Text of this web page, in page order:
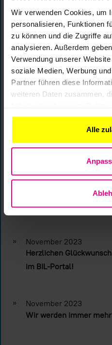
Wir verwenden Cookies, um
personalisieren, Funktionen
zu können und die Zugriffe
analysieren. Außerdem
Verwendung unserer
soziale Medien, Werbung
Partner führen diese
weiteren Daten zusammen,
gesammelt haben.
Alle
Arbeitskreise haben
»
Juli 2024
Die BIL-Community
ersten Infrastruktur.
»
April 2024
Infrastruktur. Betreiber.
BIL wünscht Frohe
»
November 2023
Herzlichen
im BIL-Portal!
»
November 2023
Wir werden immer